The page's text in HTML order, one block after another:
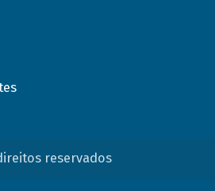
reservados